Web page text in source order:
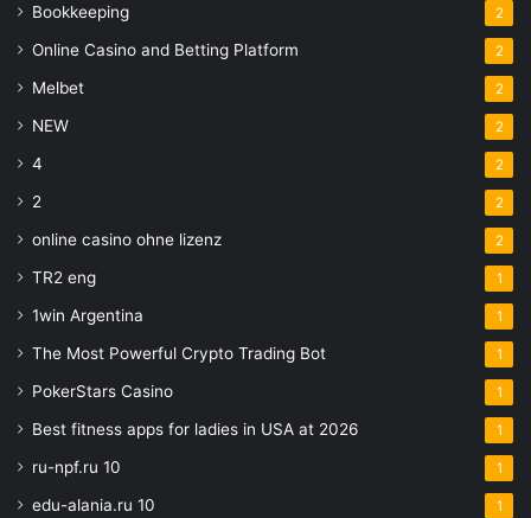
Bookkeeping 2
Online Casino and Betting Platform 2
Melbet 2
NEW 2
4 2
2 2
online casino ohne lizenz 2
TR2 eng 1
1win Argentina 1
The Most Powerful Crypto Trading Bot 1
PokerStars Casino 1
Best fitness apps for ladies in USA at 2026 1
ru-npf.ru 10 1
edu-alania.ru 10 1